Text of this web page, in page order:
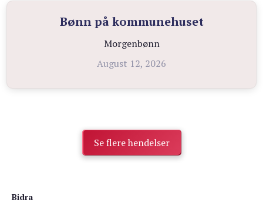
Bønn på kommunehuset
Morgenbønn
August 12, 2026
Se flere hendelser
Bidra